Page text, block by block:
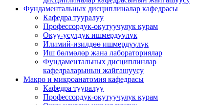
Фундаментальных дисциплиналар кафедрасы
Кафедра тууралуу
Профессордук-окутуучулук курам
Окуу-усулдук ишмердүүлүк
Илимий-изилдөө ишмердүүлүк
Иш бөлмөлөр жана лабораториялар
Фундаментальных дисциплинлар
кафедраларынын жайгашуусу
Макро и микроанатомия кафедрасы
Кафедра тууралуу
Профессордук-окутуучулук курам